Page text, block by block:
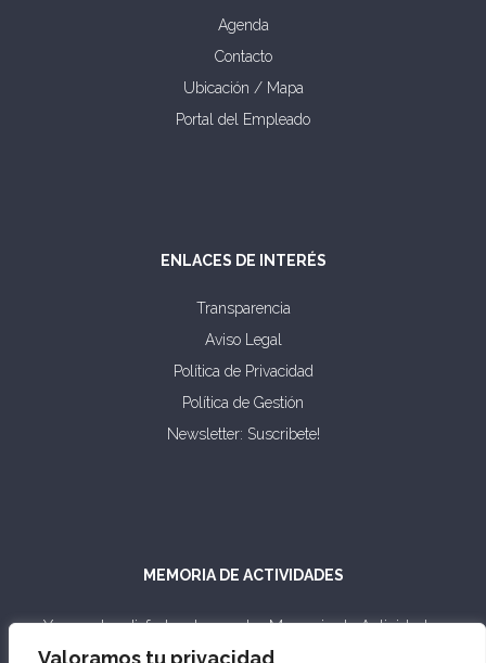
Valoramos tu privacidad
Agenda
Contacto
Ubicación / Mapa
Portal del Empleado
ENLACES DE INTERÉS
Transparencia
Aviso Legal
Política de Privacidad
Política de Gestión
Newsletter: Suscribete!
MEMORIA DE ACTIVIDADES
Ya puedes disfrutar de nuestra Memoria de Actividades
2003-2023.